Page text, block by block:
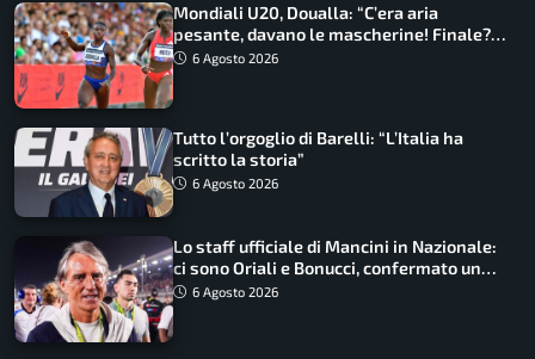
Mondiali U20, Doualla: “C’era aria
pesante, davano le mascherine! Finale?
Non ho nulla da perdere”
6 Agosto 2026
Tutto l’orgoglio di Barelli: “L’Italia ha
scritto la storia”
6 Agosto 2026
Lo staff ufficiale di Mancini in Nazionale:
ci sono Oriali e Bonucci, confermato un
ritorno
6 Agosto 2026